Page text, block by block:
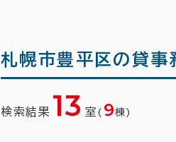
札幌市豊平区の貸事
検索結果 13 室 ( 9棟)